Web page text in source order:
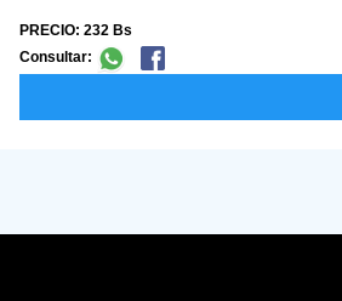
PRECIO: 232 Bs
Consultar: